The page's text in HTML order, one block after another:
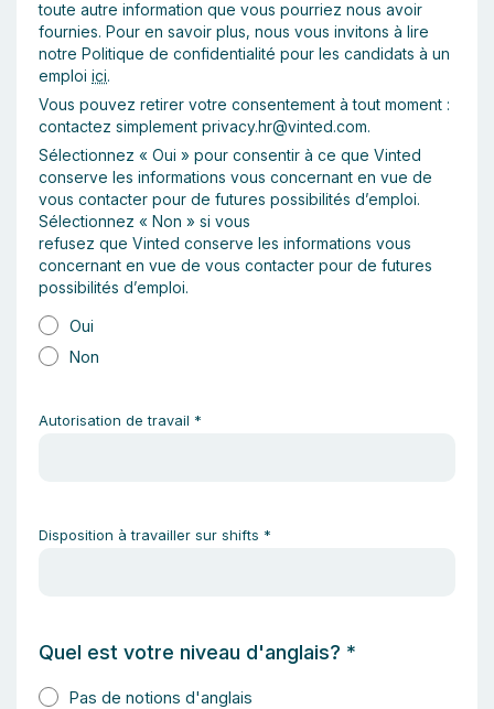
toute autre information que vous pourriez nous avoir
fournies. Pour en savoir plus, nous vous invitons à lire
notre Politique de confidentialité pour les candidats à un
emploi ici.
Vous pouvez retirer votre consentement à tout moment :
contactez simplement privacy.hr@vinted.com.
Sélectionnez « Oui » pour consentir à ce que Vinted
conserve les informations vous concernant en vue de
vous contacter pour de futures possibilités d’emploi.
Sélectionnez « Non » si vous
refusez que Vinted conserve les informations vous
concernant en vue de vous contacter pour de futures
possibilités d’emploi.
Oui
Non
Autorisation de travail *
Disposition à travailler sur shifts *
Quel est votre niveau d'anglais? *
Pas de notions d'anglais